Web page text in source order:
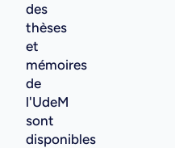
des
thèses
et
mémoires
de
l'UdeM
sont
disponibles